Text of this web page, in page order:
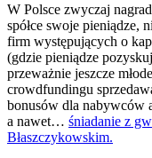
W Polsce zwyczaj
spółce swoje pieniądze,
firm występujących o
(gdzie pieniądze
przeważnie jeszcze
crowdfundingu
bonusów dla nabywców
a nawet… śniadanie z
Błaszczykowskim.